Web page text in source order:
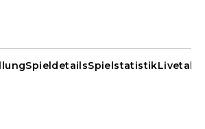
SpieldetailsSpielstatistik